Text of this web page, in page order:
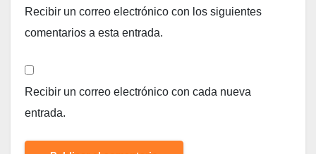
Recibir un correo electrónico con los siguientes
comentarios a esta entrada.
Recibir un correo electrónico con cada nueva
entrada.